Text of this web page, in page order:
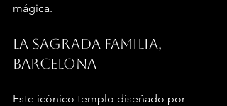
mágica.
La Sagrada Familia,
Barcelona
Este icónico templo diseñado por